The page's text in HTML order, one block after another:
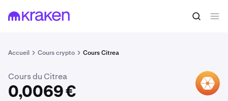
Accueil Cours crypto Cours Citrea
0,0069 € Acheter du CTR
Cours du Citrea
0,0069 €
CTR